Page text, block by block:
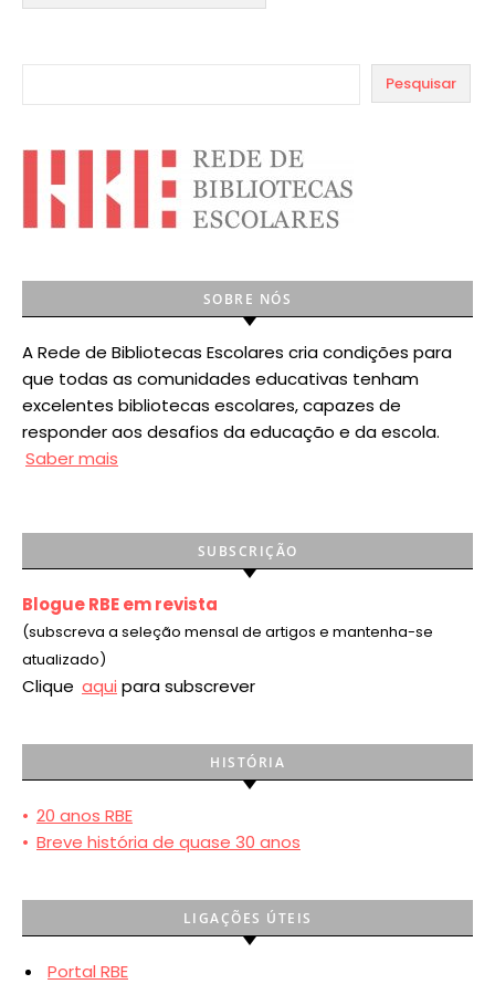
Pesquisar
SOBRE NÓS
A Rede de Bibliotecas Escolares cria condições para
que todas as comunidades educativas tenham
excelentes bibliotecas escolares, capazes de
responder aos desafios da educação e da escola.
Saber mais
SUBSCRIÇÃO
Blogue RBE em revista
(subscreva a seleção mensal de artigos e mantenha-se
atualizado)
Clique aqui para subscrever
HISTÓRIA
• 20 anos RBE
• Breve história de quase 30 anos
LIGAÇÕES ÚTEIS
Portal RBE